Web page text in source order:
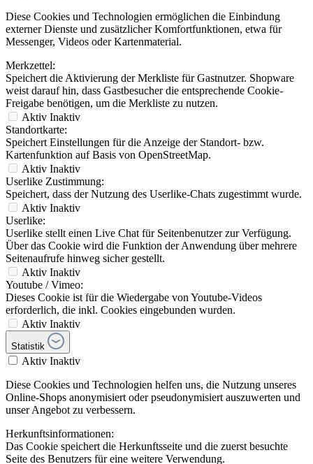
Diese Cookies und Technologien ermöglichen die Einbindung
externer Dienste und zusätzlicher Komfortfunktionen, etwa für
Messenger, Videos oder Kartenmaterial.
Merkzettel:
Speichert die Aktivierung der Merkliste für Gastnutzer. Shopware
weist darauf hin, dass Gastbesucher die entsprechende Cookie-
Freigabe benötigen, um die Merkliste zu nutzen.
Aktiv Inaktiv
Standortkarte:
Speichert Einstellungen für die Anzeige der Standort- bzw.
Kartenfunktion auf Basis von OpenStreetMap.
Aktiv Inaktiv
Userlike Zustimmung:
Speichert, dass der Nutzung des Userlike-Chats zugestimmt wurde.
Aktiv Inaktiv
Userlike:
Userlike stellt einen Live Chat für Seitenbenutzer zur Verfügung.
Über das Cookie wird die Funktion der Anwendung über mehrere
Seitenaufrufe hinweg sicher gestellt.
Aktiv Inaktiv
Youtube / Vimeo:
Dieses Cookie ist für die Wiedergabe von Youtube-Videos
erforderlich, die inkl. Cookies eingebunden wurden.
Aktiv Inaktiv
Statistik
Aktiv Inaktiv
Diese Cookies und Technologien helfen uns, die Nutzung unseres
Online-Shops anonymisiert oder pseudonymisiert auszuwerten und
unser Angebot zu verbessern.
Herkunftsinformationen:
Das Cookie speichert die Herkunftsseite und die zuerst besuchte
Seite des Benutzers für eine weitere Verwendung.